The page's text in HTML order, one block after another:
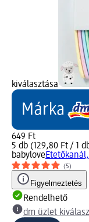
kiválasztása
649 Ft
5 db (129,80 Ft / 1
babylove
(5)
Figyelmeztetés
Rendelhető
dm üzlet